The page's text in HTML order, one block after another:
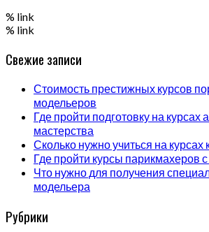
% link
% link
Свежие записи
Стоимость престижных курсов
модельеров
Где пройти подготовку на курсах
мастерства
Сколько нужно учиться на курсах
Где пройти курсы парикмахеров
Что нужно для получения
модельера
Рубрики